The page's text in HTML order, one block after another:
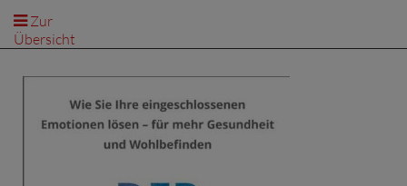
Zur
Übersicht